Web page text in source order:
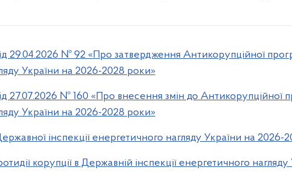
29.04.2026 № 92 «Про затвердження Антикорупційної
України на 2026-2028 роки»
27.07.2026 № 160 «Про внесення змін до Антикорупційної
України на 2026-2028 роки»
інспекції енергетичного нагляду України на 2026-
корупції в Державній інспекції енергетичного